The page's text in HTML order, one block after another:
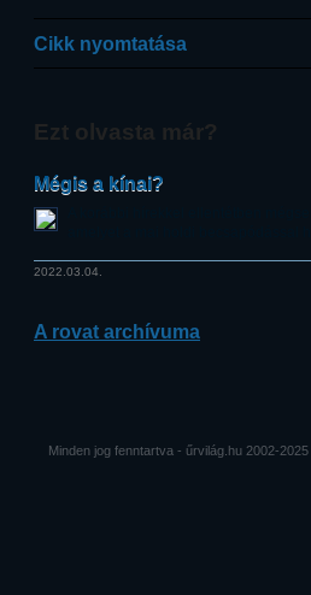
Cikk nyomtatása
Ezt olvasta már?
Mégis a kínai?
2022.03.04.
A rovat archívuma
Minden jog fenntartva - űrvilág.hu 2002-2025